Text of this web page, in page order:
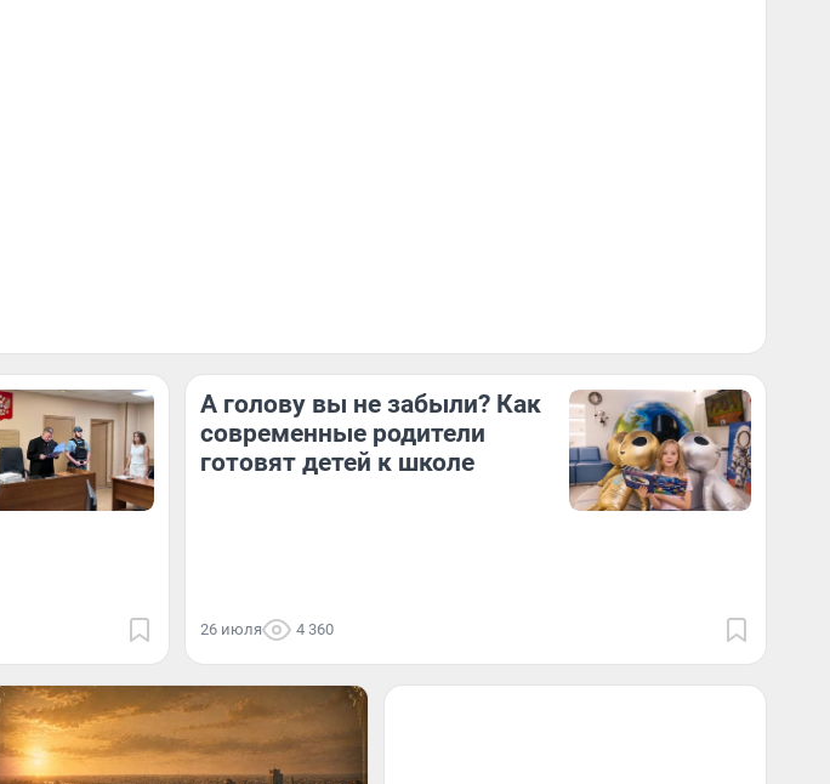
А голову вы не забыли? Как
современные родители
готовят детей к школе
26 июля 4 360